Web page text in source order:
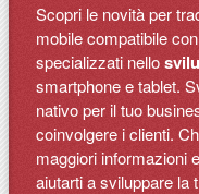
Scopri le novità per
mobile compatibile
specializzati nello
smartphone e tablet.
nativo per il tuo
coinvolgere i clienti.
maggiori informazioni
aiutarti a sviluppare la